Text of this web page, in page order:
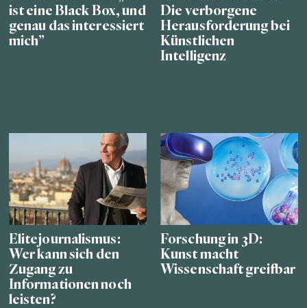
ist eine Black Box, und
genau das interessiert
mich”
Die verborgene
Herausforderung bei
Künstlichen
Intelligenz
Elitejournalismus:
Wer kann sich den
Zugang zu
Informationen noch
leisten?
Forschung in 3D:
Kunst macht
Wissenschaft greifbar